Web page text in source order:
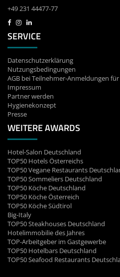
+49 231 44477-77
SERVICE
Datenschutzerklärung
Nutzungsbedingungen
AGB bei Teilnehmer-Anmeldungen
Impressum
Partner werden
Hygienekonzept
Presse
WEITERE AWARDS
Hotel-Salon Deutschland
TOP50 Hotels Österreichs
TOP50 Vegane Restaurants
TOP50 Sommeliers Deutschland
TOP50 Köche Deutschland
TOP50 Köche Österreich
TOP50 Köche Südtirol
Big-Italy
TOP50 Steakhouses Deutschland
Hotelimmobilie des Jahres
TOP-Arbeitgeber im Gastgewerbe
TOP50 Hotelbars Deutschland
TOP50 Seafood Restaurants